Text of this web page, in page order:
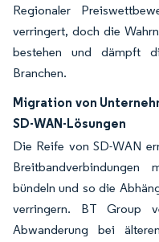
Regionaler
verringert, doch die
bestehen und dämpft
Branchen.
Migration von
SD-WAN-Lösungen
Die Reife von SD-WAN
bündeln und so die
verringern. BT Group
Abwanderung bei